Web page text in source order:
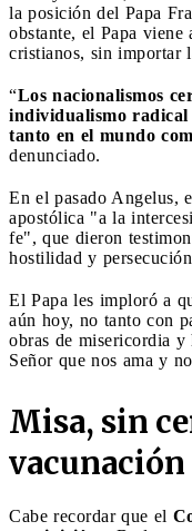
la posición del Papa
obstante, el Papa
cristianos, sin importar
“Los nacionalismos
individualismo radical
tanto en el mundo
denunciado.
En el pasado Angelus,
apostólica "a la
fe", que dieron
hostilidad y
El Papa les imploró a
aún hoy, no tanto con
obras de misericordia
Señor que nos ama y
Misa, sin
Cabe recordar que el